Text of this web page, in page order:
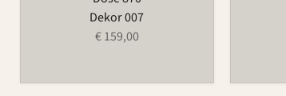
Dekor 007
€ 159,00